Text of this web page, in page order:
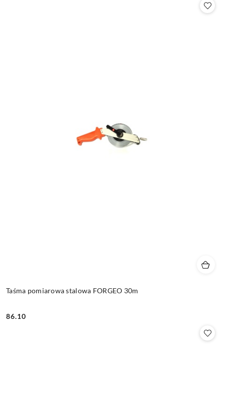
Taśma pomiarowa stalowa FORGEO 30m
Cena:
86.10